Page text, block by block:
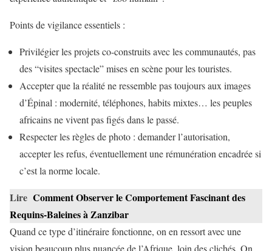
Points de vigilance essentiels :
Privilégier les projets co-construits avec les communautés, pas
des “visites spectacle” mises en scène pour les touristes.
Accepter que la réalité ne ressemble pas toujours aux images
d’Épinal : modernité, téléphones, habits mixtes… les peuples
africains ne vivent pas figés dans le passé.
Respecter les règles de photo : demander l’autorisation,
accepter les refus, éventuellement une rémunération encadrée si
c’est la norme locale.
Lire Comment Observer le Comportement Fascinant des
Requins-Baleines à Zanzibar
Quand ce type d’itinéraire fonctionne, on en ressort avec une
vision beaucoup plus nuancée de l’Afrique, loin des clichés. On